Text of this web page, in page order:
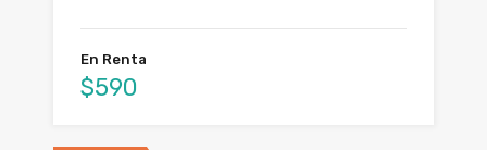
En Renta
$590